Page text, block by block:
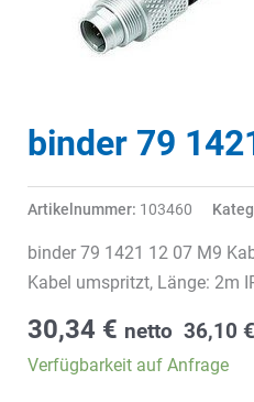
binder 79
Artikelnummer: 103460
binder 79 1421 12 07 M9
Kabel umspritzt, Länge: 2m
30,34 € netto 36,10 €
Verfügbarkeit auf Anfrage